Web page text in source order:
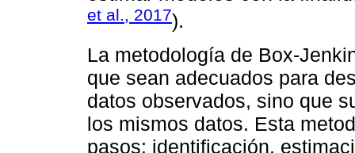
et al., 2017).
La metodología de Box-
que sean adecuados para
datos observados, sino que
los mismos datos. Esta
pasos: identificación,